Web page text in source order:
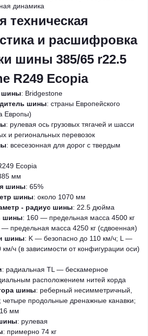
динамика
техническая
и расшифровка
шины 385/65 r22.5
R249 Ecopia
шины: Bridgestone
шины: страны Европейского
Европы)
: рулевая ось грузовых тягачей и шасси
и региональных перевозок
: всесезонная для дорог с твердым
Ecopia
мм
шины: 65%
шины: около 1070 мм
- радиус шины: 22.5 дюйма
шины: 160 — предельная масса 4500 кг
предельная масса 4250 кг (сдвоенная)
шины: K — безопасно до 110 км/ч; L —
ч (в зависимости от конфигурации оси)
: радиальная TL — бескамерное
расположением нитей корда
шины: реберный несимметричный,
продольные дренажные канавки;
мм
: рулевая
: примерно 74 кг